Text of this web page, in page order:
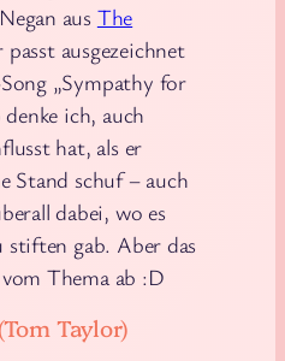
aus The
ausgezeichnet
„Sympathy for
ich, auch
hat, als er
Stand schuf – auch
dabei, wo es
stiften gab. Aber das
Thema ab :D
Taylor)